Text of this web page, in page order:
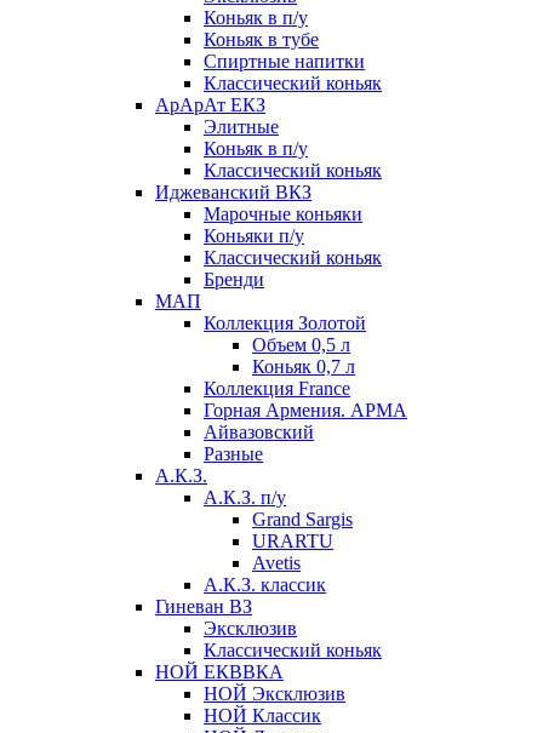
Коньяк в п/у
Коньяк в тубе
Спиртные напитки
Классический коньяк
АрАрАт ЕКЗ
Элитные
Коньяк в п/у
Классический коньяк
Иджеванский ВКЗ
Марочные коньяки
Коньяки п/у
Классический коньяк
Бренди
МАП
Коллекция Золотой
Объем 0,5 л
Коньяк 0,7 л
Коллекция France
Горная Армения. АРМА
Айвазовский
Разные
А.К.З.
А.К.З. п/у
Grand Sargis
URARTU
Avetis
А.К.З. классик
Гиневан ВЗ
Эксклюзив
Классический коньяк
НОЙ ЕКВВКА
НОЙ Эксклюзив
НОЙ Классик